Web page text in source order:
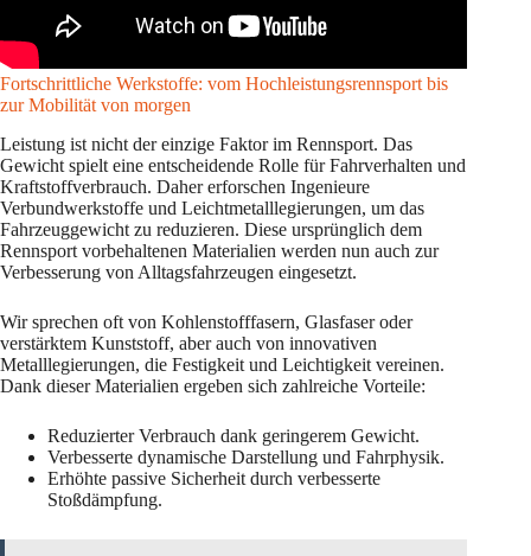
Fortschrittliche Werkstoffe: vom Hochleistungsrennsport bis
zur Mobilität von morgen
Leistung ist nicht der einzige Faktor im Rennsport. Das
Gewicht spielt eine entscheidende Rolle für Fahrverhalten und
Kraftstoffverbrauch. Daher erforschen Ingenieure
Verbundwerkstoffe und Leichtmetalllegierungen, um das
Fahrzeuggewicht zu reduzieren. Diese ursprünglich dem
Rennsport vorbehaltenen Materialien werden nun auch zur
Verbesserung von Alltagsfahrzeugen eingesetzt.
Wir sprechen oft von Kohlenstofffasern, Glasfaser oder
verstärktem Kunststoff, aber auch von innovativen
Metalllegierungen, die Festigkeit und Leichtigkeit vereinen.
Dank dieser Materialien ergeben sich zahlreiche Vorteile:
Reduzierter Verbrauch dank geringerem Gewicht.
Verbesserte dynamische Darstellung und Fahrphysik.
Erhöhte passive Sicherheit durch verbesserte
Stoßdämpfung.